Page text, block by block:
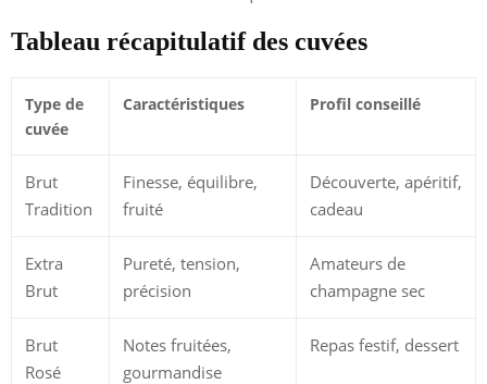
Tableau récapitulatif des cuvées
Type de
cuvée
Caractéristiques Profil conseillé
Brut
Tradition
Finesse, équilibre,
fruité
Découverte, apéritif,
cadeau
Extra
Brut
Pureté, tension,
précision
Amateurs de
champagne sec
Brut
Rosé
Notes fruitées,
gourmandise
Repas festif, dessert